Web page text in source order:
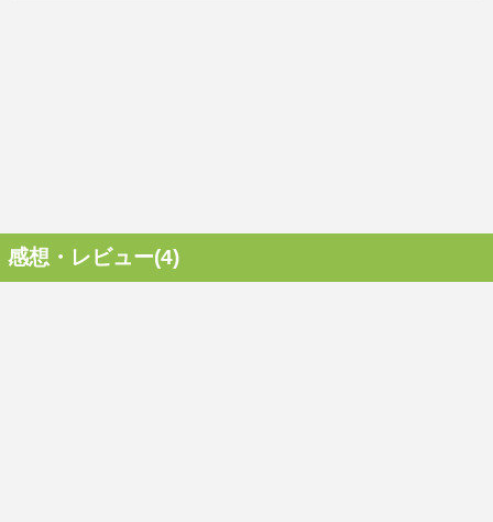
感想・レビュー(4)